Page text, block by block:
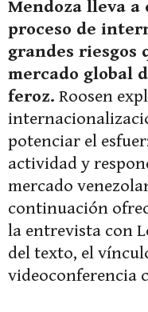
Mendoza lleva
proceso de
grandes riesgos
mercado global
feroz. Roosen
potenciar el
actividad y
mercado
continuación
la entrevista con
del texto, el
videoconferencia